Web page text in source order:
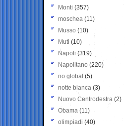
Monti (357)
moschea (11)
Musso (10)
Muti (10)
Napoli (319)
Napolitano (220)
no global (5)
notte bianca (3)
Nuovo Centrodestra (2)
Obama (11)
olimpiadi (40)